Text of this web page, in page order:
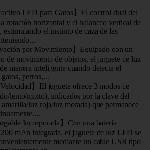
LED para Gatos】El control dual del
rotación horizontal y el balanceo vertical de
estimulando el instinto de caza de las
por Movimiento】Equipado con un
de movimiento de objetos, el juguete de luz
manera inteligente cuando detecta el
perros,...
Velocidad】El juguete ofrece 3 modos de
lento/mixto), indicados por la clave del
luz roja/luz morada) que permanece
Incorporada】Con una batería
mAh integrada, el juguete de luz LED se
mediante un cable USB tipo